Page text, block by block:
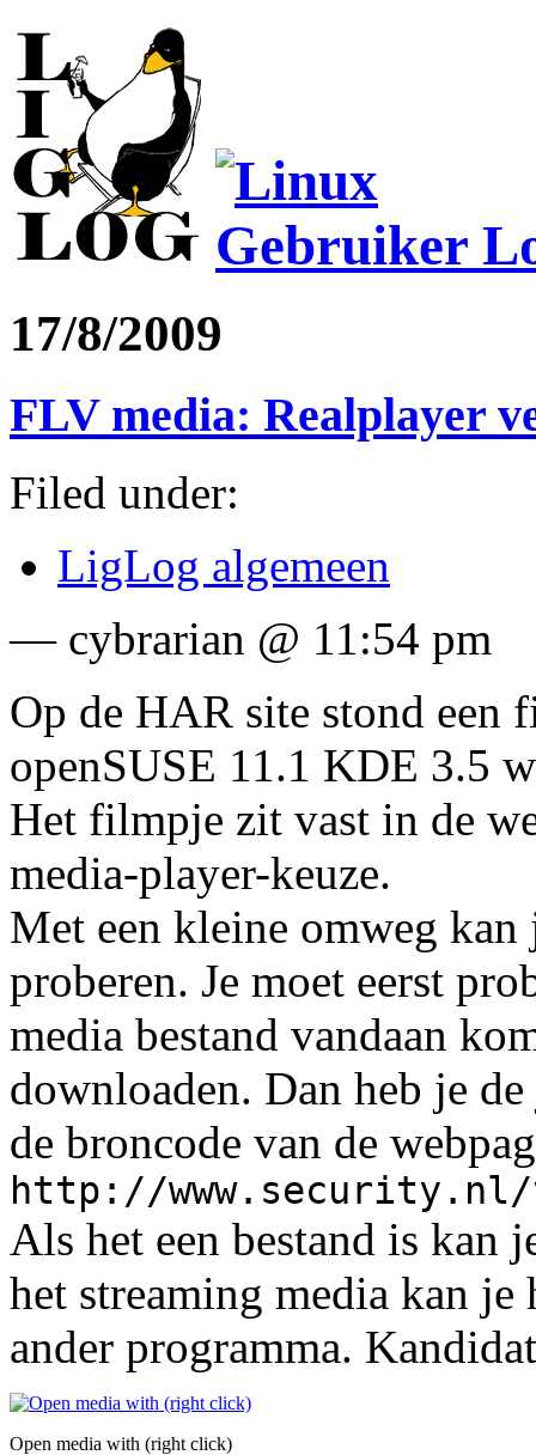
17/8/2009
FLV media: Realplayer
Filed under:
LigLog algemeen
— cybrarian @ 11:54 pm
Op de HAR site stond een
openSUSE 11.1 KDE 3.5
Het filmpje zit vast in de
media-player-keuze.
Met een kleine omweg kan
proberen. Je moet eerst
media bestand vandaan
downloaden. Dan heb je
de broncode van de
http://www.security.nl/
Als het een bestand is kan
het streaming media kan je
ander programma.
Open media with (right click)